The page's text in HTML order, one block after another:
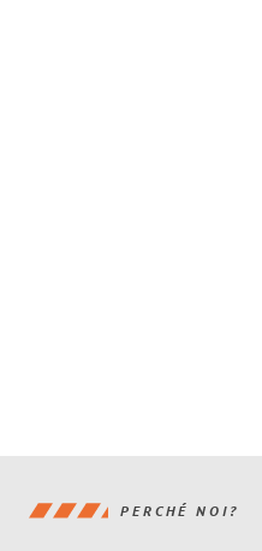
PERCHÉ NOI?